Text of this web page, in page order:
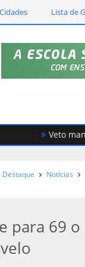
Lista de
Veto
Destaque Notícias
para 69